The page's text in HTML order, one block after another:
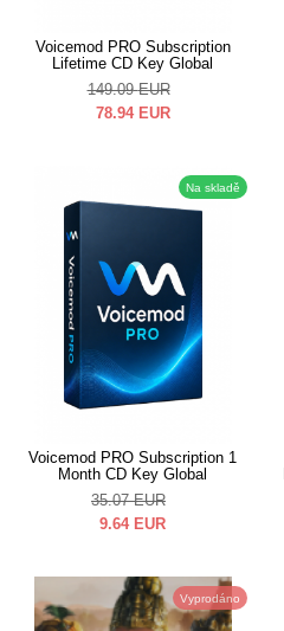
Voicemod PRO Subscription
Lifetime CD Key Global
149.09 EUR
78.94 EUR
Na skladě
Voicemod PRO Subscription 1
Month CD Key Global
35.07 EUR
9.64 EUR
Vyprodáno